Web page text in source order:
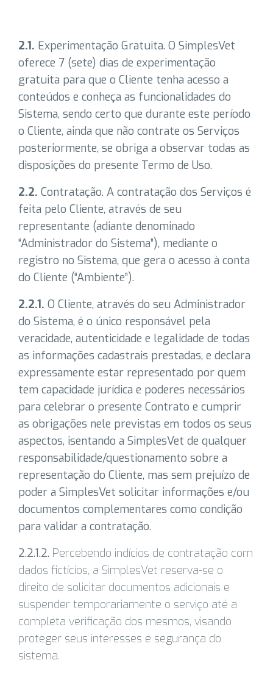
2.1. Experimentação Gratuita. O SimplesVet
oferece 7 (sete) dias de experimentação
gratuita para que o Cliente tenha acesso a
conteúdos e conheça as funcionalidades do
Sistema, sendo certo que durante este período
o Cliente, ainda que não contrate os Serviços
posteriormente, se obriga a observar todas as
disposições do presente Termo de Uso.
2.2. Contratação. A contratação dos Serviços é
feita pelo Cliente, através de seu
representante (adiante denominado
“Administrador do Sistema”), mediante o
registro no Sistema, que gera o acesso à conta
do Cliente (“Ambiente”).
2.2.1. O Cliente, através do seu Administrador
do Sistema, é o único responsável pela
veracidade, autenticidade e legalidade de todas
as informações cadastrais prestadas, e declara
expressamente estar representado por quem
tem capacidade jurídica e poderes necessários
para celebrar o presente Contrato e cumprir
as obrigações nele previstas em todos os seus
aspectos, isentando a SimplesVet de qualquer
responsabilidade/questionamento sobre a
representação do Cliente, mas sem prejuízo de
poder a SimplesVet solicitar informações e/ou
documentos complementares como condição
para validar a contratação.
2.2.1.2. Percebendo indícios de contratação com
dados fictícios, a SimplesVet reserva-se o
direito de solicitar documentos adicionais e
suspender temporariamente o serviço até a
completa verificação dos mesmos, visando
proteger seus interesses e segurança do
sistema.